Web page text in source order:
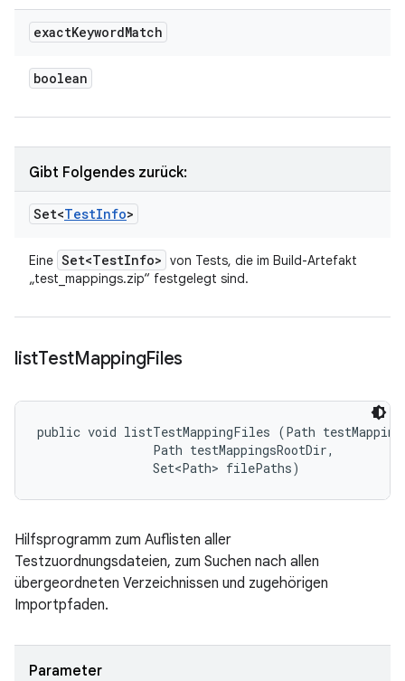
exactKeywordMatch
boolean
Gibt Folgendes zurück:
Set<TestInfo>
Eine Set<TestInfo> von Tests, die im Build-Artefakt
„test_mappings.zip“ festgelegt sind.
listTestMappingFiles
public void listTestMappingFiles (Path
                Path testMappingsRootDir,
                Set<Path> filePaths)
Hilfsprogramm zum Auflisten aller
Testzuordnungsdateien, zum Suchen nach allen
übergeordneten Verzeichnissen und zugehörigen
Importpfaden.
Parameter